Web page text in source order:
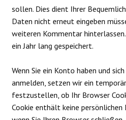
sollen. Dies dient Ihrer
Daten nicht erneut eingeben
weiteren Kommentar
ein Jahr lang gespeichert.
Wenn Sie ein Konto haben und
anmelden, setzen wir ein
festzustellen, ob Ihr Browser
Cookie enthält keine